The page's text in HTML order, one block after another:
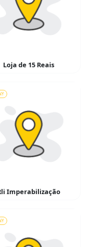
Loja de 15 Reais
Imperabilização